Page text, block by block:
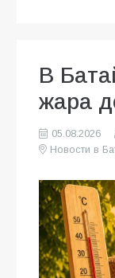
В
жара
05.08.2026
Новости в